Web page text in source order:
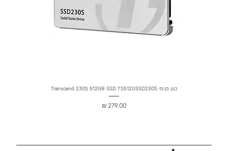
כונן פנימי Transcend 230S 512GB SSD TS512GSSD230S
מחיר